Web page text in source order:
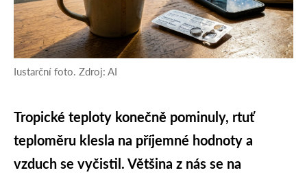
Iustarční foto. Zdroj: AI
Tropické teploty konečně pominuly, rtuť
teploměru klesla na příjemné hodnoty a
vzduch se vyčistil. Většina z nás se na